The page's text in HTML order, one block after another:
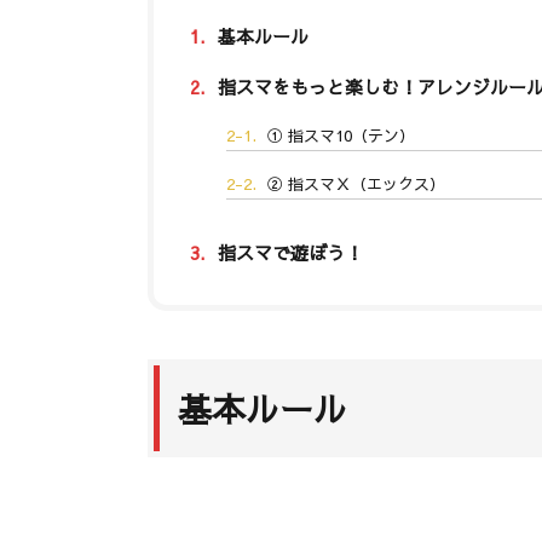
1. 基本ルール
2. 指スマをもっと楽しむ！アレンジルー
2-1. ① 指スマ10（テン）
2-2. ② 指スマＸ（エックス）
3. 指スマで遊ぼう！
基本ルール